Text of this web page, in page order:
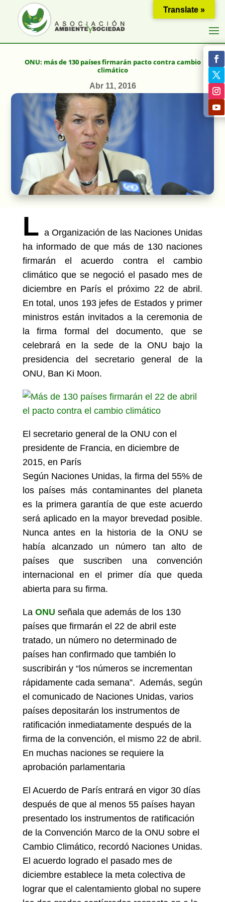
ONU: más de 130 países firmarán pacto contra cambio
climático
Abr 11, 2016
L a Organización de las Naciones Unidas
ha informado de que más de 130 naciones
firmarán el acuerdo contra el cambio
climático que se negoció el pasado mes de
diciembre en París el próximo 22 de abril.
En total, unos 193 jefes de Estados y primer
ministros están invitados a la ceremonia de
la firma formal del documento, que se
celebrará en la sede de la ONU bajo la
presidencia del secretario general de la
ONU, Ban Ki Moon.
El secretario general de la ONU con el
presidente de Francia, en diciembre de
2015, en París
Según Naciones Unidas, la firma del 55% de
los países más contaminantes del planeta
es la primera garantía de que este acuerdo
será aplicado en la mayor brevedad posible.
Nunca antes en la historia de la ONU se
había alcanzado un número tan alto de
países que suscriben una convención
internacional en el primer día que queda
abierta para su firma.
La ONU señala que además de los 130
países que firmarán el 22 de abril este
tratado, un número no determinado de
países han confirmado que también lo
suscribirán y “los números se incrementan
rápidamente cada semana”. Además, según
el comunicado de Naciones Unidas, varios
países depositarán los instrumentos de
ratificación inmediatamente después de la
firma de la convención, el mismo 22 de abril.
En muchas naciones se requiere la
aprobación parlamentaria
El Acuerdo de París entrará en vigor 30 días
después de que al menos 55 países hayan
presentado los instrumentos de ratificación
de la Convención Marco de la ONU sobre el
Cambio Climático, recordó Naciones Unidas.
El acuerdo logrado el pasado mes de
diciembre establece la meta colectiva de
lograr que el calentamiento global no supere
Translate »